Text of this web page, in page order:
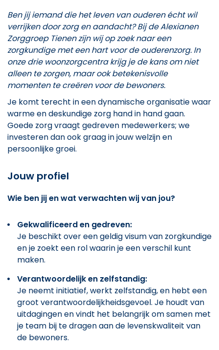
Ben jij iemand die het leven van ouderen écht wil
verrijken door zorg en aandacht? Bij de Alexianen
Zorggroep Tienen zijn wij op zoek naar een
zorgkundige met een hart voor de ouderenzorg. In
onze drie woonzorgcentra krijg je de kans om niet
alleen te zorgen, maar ook betekenisvolle
momenten te creëren voor de bewoners.
Je komt terecht in een dynamische organisatie waar
warme en deskundige zorg hand in hand gaan.
Goede zorg vraagt gedreven medewerkers; we
investeren dan ook graag in jouw welzijn en
persoonlijke groei.
Jouw profiel
Wie ben jij en wat verwachten wij van jou?
Gekwalificeerd en gedreven:
Je beschikt over een geldig visum van zorgkundige
en je zoekt een rol waarin je een verschil kunt
maken.
Verantwoordelijk en zelfstandig:
Je neemt initiatief, werkt zelfstandig, en hebt een
groot verantwoordelijkheidsgevoel. Je houdt van
uitdagingen en vindt het belangrijk om samen met
je team bij te dragen aan de levenskwaliteit van
de bewoners.